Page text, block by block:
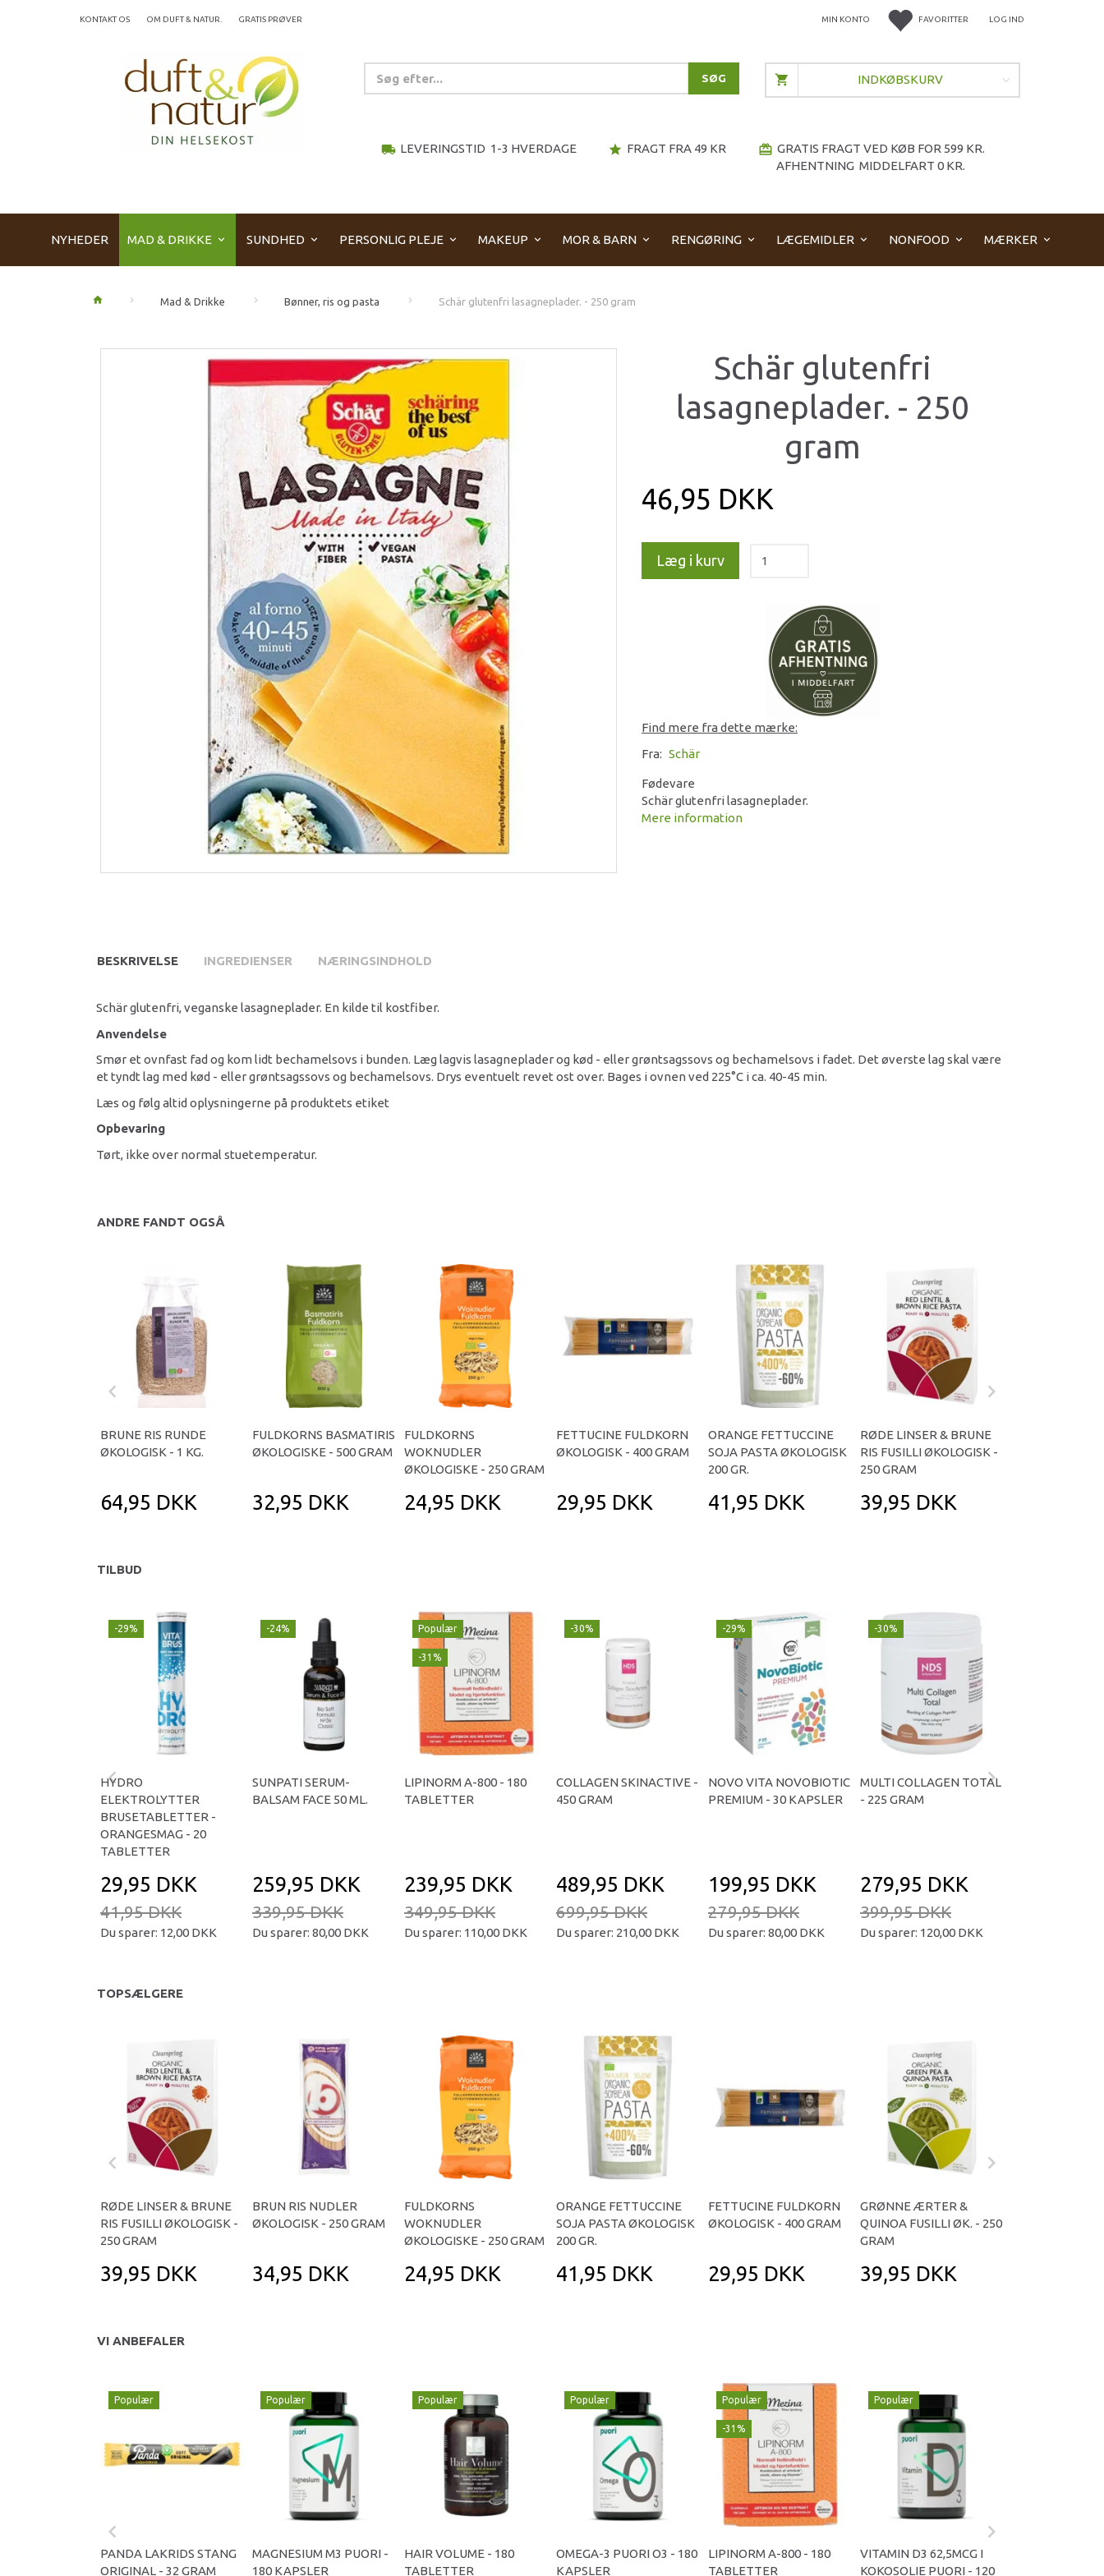
FAVORITTER LOG IND
MIN KONTO
KONTAKT OS OM DUFT & NATUR. GRATIS PRØVER
SØG
local_shipping LEVERINGSTID 1-3 HVERDAGE star FRAGT FRA 49 KR redeem GRATIS FRAGT VED KØB FOR 599 KR.
AFHENTNING MIDDELFART 0 KR.
INDKØBSKURV
NYHEDER MAD & DRIKKE SUNDHED PERSONLIG PLEJE MAKEUP MOR & BARN RENGØRING LÆGEMIDLER NONFOOD MÆRKER
Mad & Drikke Bønner, ris og pasta Schär glutenfri lasagneplader. - 250 gram
Schär glutenfri
lasagneplader. - 250
gram
46,95 DKK
Læg i kurv
Find mere fra dette mærke:
Fra: Schär
Fødevare
Schär glutenfri lasagneplader.
Mere information
BESKRIVELSE INGREDIENSER NÆRINGSINDHOLD
Schär glutenfri, veganske lasagneplader. En kilde til kostfiber.
Anvendelse
Smør et ovnfast fad og kom lidt bechamelsovs i bunden. Læg lagvis lasagneplader og kød - eller grøntsagssovs og bechamelsovs i fadet. Det øverste lag skal være
et tyndt lag med kød - eller grøntsagssovs og bechamelsovs. Drys eventuelt revet ost over. Bages i ovnen ved 225°C i ca. 40-45 min.
Læs og følg altid oplysningerne på produktets etiket
Opbevaring
Tørt, ikke over normal stuetemperatur.
ANDRE FANDT OGSÅ
BRUNE RIS RUNDE
ØKOLOGISK - 1 KG.
64,95 DKK
FULDKORNS BASMATIRIS
ØKOLOGISKE - 500 GRAM
32,95 DKK
FULDKORNS
WOKNUDLER
ØKOLOGISKE - 250 GRAM
24,95 DKK
FETTUCINE FULDKORN
ØKOLOGISK - 400 GRAM
29,95 DKK
ORANGE FETTUCCINE
SOJA PASTA ØKOLOGISK
200 GR.
41,95 DKK
RØDE LINSER & BRUNE
RIS FUSILLI ØKOLOGISK -
250 GRAM
39,95 DKK
TILBUD
-29%
HYDRO
ELEKTROLYTTER
BRUSETABLETTER -
ORANGESMAG - 20
TABLETTER
29,95 DKK
41,95 DKK
Du sparer: 12,00 DKK
-24%
SUNPATI SERUM-
BALSAM FACE 50 ML.
259,95 DKK
339,95 DKK
Du sparer: 80,00 DKK
Populær
-31%
LIPINORM A-800 - 180
TABLETTER
239,95 DKK
349,95 DKK
Du sparer: 110,00 DKK
-30%
COLLAGEN SKINACTIVE -
450 GRAM
489,95 DKK
699,95 DKK
Du sparer: 210,00 DKK
-29%
NOVO VITA NOVOBIOTIC
PREMIUM - 30 KAPSLER
199,95 DKK
279,95 DKK
Du sparer: 80,00 DKK
-30%
MULTI COLLAGEN TOTAL
- 225 GRAM
279,95 DKK
399,95 DKK
Du sparer: 120,00 DKK
TOPSÆLGERE
RØDE LINSER & BRUNE
RIS FUSILLI ØKOLOGISK -
250 GRAM
39,95 DKK
BRUN RIS NUDLER
ØKOLOGISK - 250 GRAM
34,95 DKK
FULDKORNS
WOKNUDLER
ØKOLOGISKE - 250 GRAM
24,95 DKK
ORANGE FETTUCCINE
SOJA PASTA ØKOLOGISK
200 GR.
41,95 DKK
FETTUCINE FULDKORN
ØKOLOGISK - 400 GRAM
29,95 DKK
GRØNNE ÆRTER &
QUINOA FUSILLI ØK. - 250
GRAM
39,95 DKK
VI ANBEFALER
Populær
PANDA LAKRIDS STANG
ORIGINAL - 32 GRAM
Populær
MAGNESIUM M3 PUORI -
180 KAPSLER
Populær
HAIR VOLUME - 180
TABLETTER
Populær
OMEGA-3 PUORI O3 - 180
KAPSLER
Populær
-31%
LIPINORM A-800 - 180
TABLETTER
Populær
VITAMIN D3 62,5MCG I
KOKOSOLIE PUORI - 120